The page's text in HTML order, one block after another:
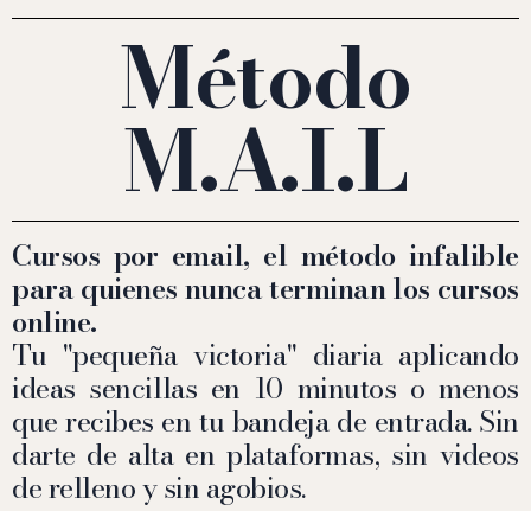
Método
M.A.I.L
Cursos por email, el método infalible
para quienes nunca terminan los cursos
online.
Tu "pequeña victoria" diaria aplicando
ideas sencillas en 10 minutos o menos
que recibes en tu bandeja de entrada. Sin
darte de alta en plataformas, sin videos
de relleno y sin agobios.